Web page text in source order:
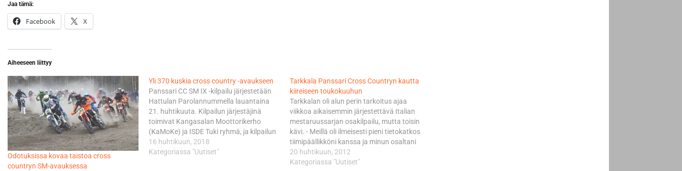
Jaa tämä:
Facebook X
Aiheeseen liittyy
Odotuksissa kovaa taistoa cross
countryn SM-avauksessa
Yli 370 kuskia cross country -avaukseen
Panssari CC SM IX -kilpailu järjestetään
Hattulan Parolannummella lauantaina
21. huhtikuuta. Kilpailun järjestäjinä
toimivat Kangasalan Moottorikerho
(KaMoKe) ja ISDE Tuki ryhmä, ja kilpailun
tuotto ohjataan enduron Suomen
maajoukkueille. Panssari CC on
16 huhtikuun, 2018
Kategoriassa "Uutiset"
Tarkkala Panssari Cross Countryn kautta
kiireiseen toukokuuhun
Tarkkalan oli alun perin tarkoitus ajaa
viikkoa aikaisemmin järjestettävä Italian
mestaruussarjan osakilpailu, mutta toisin
kävi. - Meillä oli ilmeisesti pieni tietokatkos
tiimipäällikköni kanssa ja minun osaltani
ilmoittautuminen kyseiseen kilpailuun jäi
tekemättä. Italian mestaruussarja on
20 huhtikuun, 2012
Kategoriassa "Uutiset"